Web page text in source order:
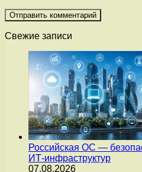
Свежие записи
Российская ОС —
ИТ-инфраструктур
07.08.2026